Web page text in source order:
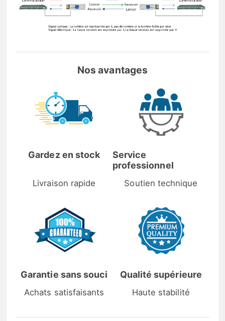
Nos avantages
Gardez en stock
Livraison rapide
Service
professionnel
Soutien technique
Garantie sans souci
Achats satisfaisants
Qualité supérieure
Haute stabilité